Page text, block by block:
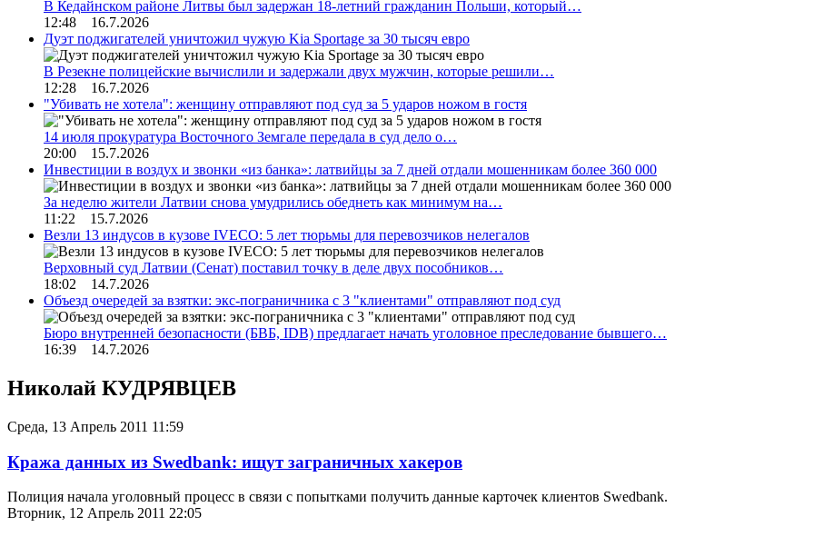
В Кедайнском районе Литвы был задержан 18-летний гражданин Польши, который…
12:48 16.7.2026
Дуэт поджигателей уничтожил чужую Kia Sportage за 30 тысяч евро
В Резекне полицейские вычислили и задержали двух мужчин, которые решили…
12:28 16.7.2026
"Убивать не хотела": женщину отправляют под суд за 5 ударов ножом в гостя
14 июля прокуратура Восточного Земгале передала в суд дело о…
20:00 15.7.2026
Инвестиции в воздух и звонки «из банка»: латвийцы за 7 дней отдали мошенникам более 360 000
За неделю жители Латвии снова умудрились обеднеть как минимум на…
11:22 15.7.2026
Везли 13 индусов в кузове IVECO: 5 лет тюрьмы для перевозчиков нелегалов
Верховный суд Латвии (Сенат) поставил точку в деле двух пособников…
18:02 14.7.2026
Объезд очередей за взятки: экс-пограничника с 3 "клиентами" отправляют под суд
Бюро внутренней безопасности (БВБ, IDB) предлагает начать уголовное преследование бывшего…
16:39 14.7.2026
Николай КУДРЯВЦЕВ
Среда, 13 Апрель 2011 11:59
Кража данных из Swedbank: ищут заграничных хакеров
Полиция начала уголовный процесс в связи с попытками получить данные карточек клиентов Swedbank.
Вторник, 12 Апрель 2011 22:05